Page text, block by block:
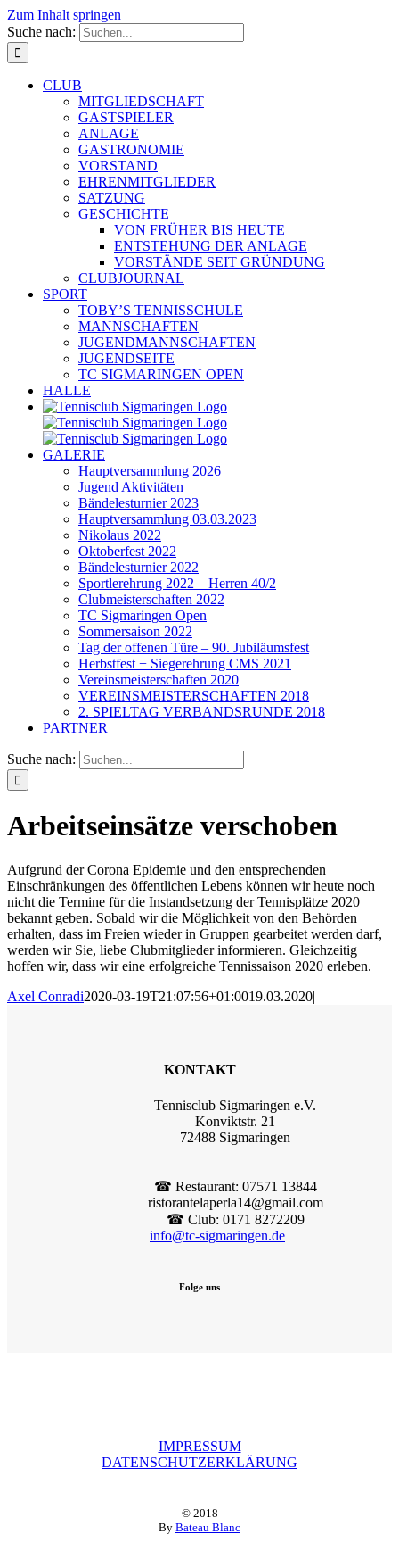
Zum Inhalt springen
Suche nach:
CLUB
MITGLIEDSCHAFT
GASTSPIELER
ANLAGE
GASTRONOMIE
VORSTAND
EHRENMITGLIEDER
SATZUNG
GESCHICHTE
VON FRÜHER BIS HEUTE
ENTSTEHUNG DER ANLAGE
VORSTÄNDE SEIT GRÜNDUNG
CLUBJOURNAL
SPORT
TOBY’S TENNISSCHULE
MANNSCHAFTEN
JUGENDMANNSCHAFTEN
JUGENDSEITE
TC SIGMARINGEN OPEN
HALLE
GALERIE
Hauptversammlung 2026
Jugend Aktivitäten
Bändelesturnier 2023
Hauptversammlung 03.03.2023
Nikolaus 2022
Oktoberfest 2022
Bändelesturnier 2022
Sportlerehrung 2022 – Herren 40/2
Clubmeisterschaften 2022
TC Sigmaringen Open
Sommersaison 2022
Tag der offenen Türe – 90. Jubiläumsfest
Herbstfest + Siegerehrung CMS 2021
Vereinsmeisterschaften 2020
VEREINSMEISTERSCHAFTEN 2018
2. SPIELTAG VERBANDSRUNDE 2018
PARTNER
Suche nach:
Arbeitseinsätze verschoben
Aufgrund der Corona Epidemie und den entsprechenden
Einschränkungen des öffentlichen Lebens können wir heute noch
nicht die Termine für die Instandsetzung der Tennisplätze 2020
bekannt geben. Sobald wir die Möglichkeit von den Behörden
erhalten, dass im Freien wieder in Gruppen gearbeitet werden darf,
werden wir Sie, liebe Clubmitglieder informieren. Gleichzeitig
hoffen wir, dass wir eine erfolgreiche Tennissaison 2020 erleben.
Axel Conradi2020-03-19T21:07:56+01:0019.03.2020|
KONTAKT
Tennisclub Sigmaringen e.V.
Konviktstr. 21
72488 Sigmaringen
☎︎ Restaurant: 07571 13844
ristorantelaperla14@gmail.com
☎︎ Club: 0171 8272209
info@tc-sigmaringen.de
Folge uns
IMPRESSUM
DATENSCHUTZERKLÄRUNG
© 2018
By Bateau Blanc